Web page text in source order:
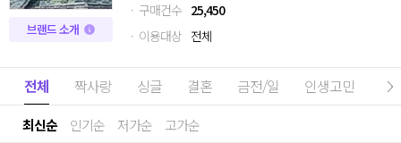
브랜드 소개
· 구매건수 25,450
· 이용대상 전체
전체 짝사랑 싱글 결혼 금전/일 인생고민
최신순 인기순 저가순 고가순